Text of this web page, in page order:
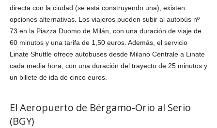
directa con la ciudad (se está construyendo una), existen
opciones alternativas. Los viajeros pueden subir al autobús nº
73 en la Piazza Duomo de Milán, con una duración de viaje de
60 minutos y una tarifa de 1,50 euros. Además, el servicio
Linate Shuttle ofrece autobuses desde Milano Centrale a Linate
cada media hora, con una duración del trayecto de 25 minutos y
un billete de ida de cinco euros.
El Aeropuerto de Bérgamo-Orio al Serio
(BGY)